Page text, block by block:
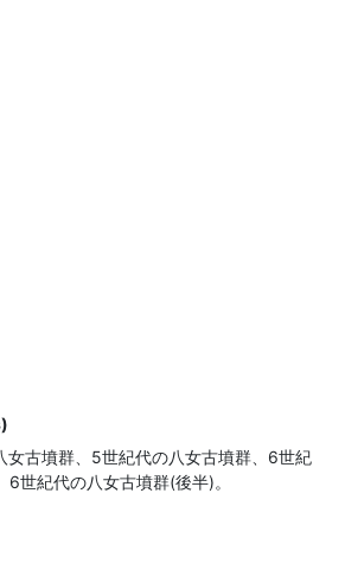
女古墳群、5世紀代の八女古墳群、6世紀
世紀代の八女古墳群(後半)。